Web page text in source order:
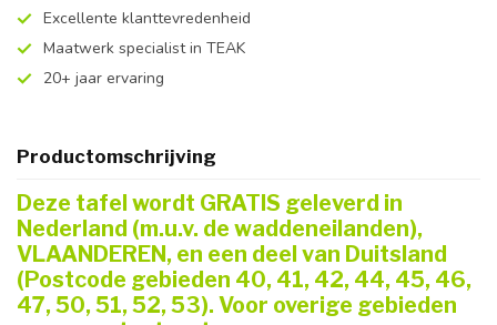
Excellente klanttevredenheid
Maatwerk specialist in TEAK
20+ jaar ervaring
Productomschrijving
Deze tafel wordt GRATIS geleverd in
Nederland (m.u.v. de waddeneilanden),
VLAANDEREN, en een deel van Duitsland
(Postcode gebieden 40, 41, 42, 44, 45, 46,
47, 50, 51, 52, 53). Voor overige gebieden